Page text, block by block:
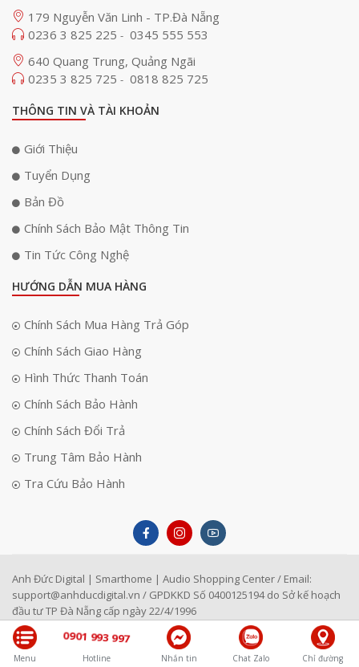
Menu
0901 993 997
Hotline Nhắn tin Chat Zalo Chỉ đường
179 Nguyễn Văn Linh - TP.Đà Nẵng
0236 3 825 225 - 0345 555 553
640 Quang Trung, Quảng Ngãi
0235 3 825 725 - 0818 825 725
THÔNG TIN VÀ TÀI KHOẢN
Giới Thiệu
Tuyển Dụng
Bản Đồ
Chính Sách Bảo Mật Thông Tin
Tin Tức Công Nghệ
HƯỚNG DẪN MUA HÀNG
Chính Sách Mua Hàng Trả Góp
Chính Sách Giao Hàng
Hình Thức Thanh Toán
Chính Sách Bảo Hành
Chính Sách Đổi Trả
Trung Tâm Bảo Hành
Tra Cứu Bảo Hành
Anh Đức Digital | Smarthome | Audio Shopping Center / Email:
support@anhducdigital.vn / GPDKKD Số 0400125194 do Sở kế hoạch
đầu tư TP Đà Nẵng cấp ngày 22/4/1996